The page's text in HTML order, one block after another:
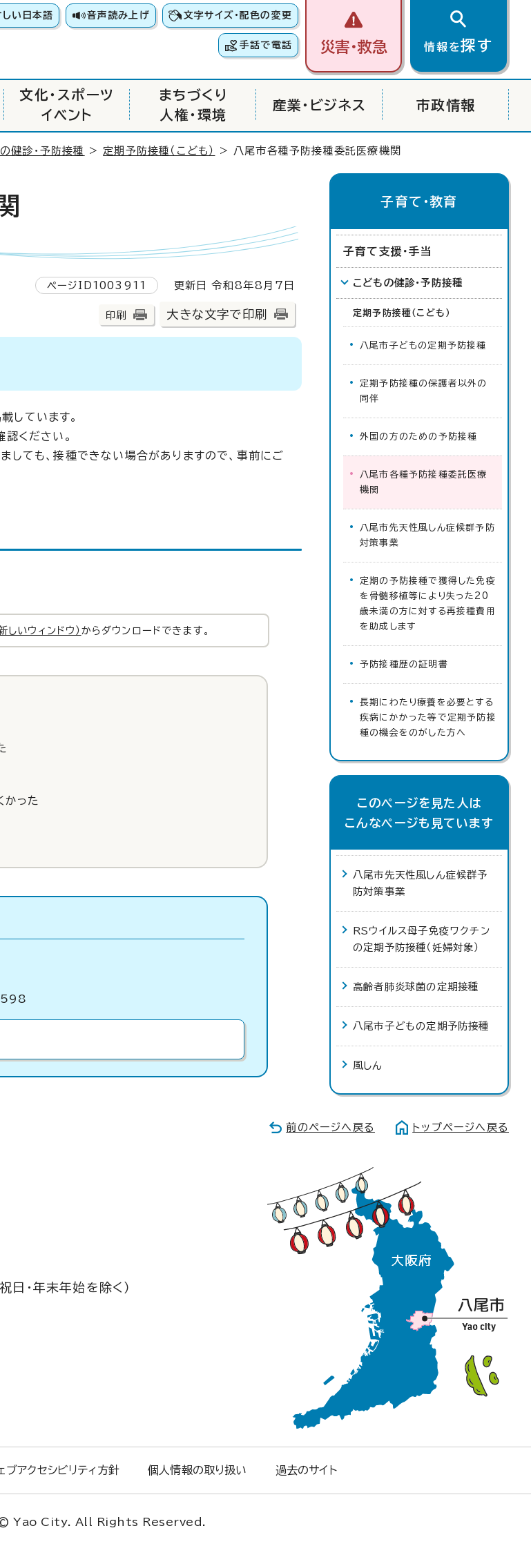
しい日本語 音声読み上げ 文字サイズ・配色の変更
手話で電話 災害・救急 情報を探す
文化・スポーツ
イベント
まちづくり
人権・環境
産業・ビジネス 市政情報
健診・予防接種 > 定期予防接種（こども） > 八尾市各種予防接種委託医療機関
ページID1003911 更新日 令和8年8月7日
印刷 大きな文字で印刷
しています。
ください。
しても、接種できない場合がありますので、事前にご
しいウィンドウ） からダウンロードできます。
かった
子育て・教育
子育て支援・手当
こどもの健診・予防接種
定期予防接種（こども）
八尾市子どもの定期予防接種
定期予防接種の保護者以外の
同伴
外国の方のための予防接種
八尾市各種予防接種委託医療
機関
八尾市先天性風しん症候群予防
対策事業
定期の予防接種で獲得した免疫
を骨髄移植等により失った20
歳未満の方に対する再接種費用
を助成します
予防接種歴の証明書
長期にわたり療養を必要とする
疾病にかかった等で定期予防接
種の機会をのがした方へ
このページを見た人は
こんなページも見ています
八尾市先天性風しん症候群予
防対策事業
RSウイルス母子免疫ワクチン
の定期予防接種（妊婦対象）
高齢者肺炎球菌の定期接種
八尾市子どもの定期予防接種
風しん
前のページへ戻る トップページへ戻る
・年末年始を除く）
ブアクセシビリティ方針 個人情報の取り扱い 過去のサイト
Yao City. All Rights Reserved.